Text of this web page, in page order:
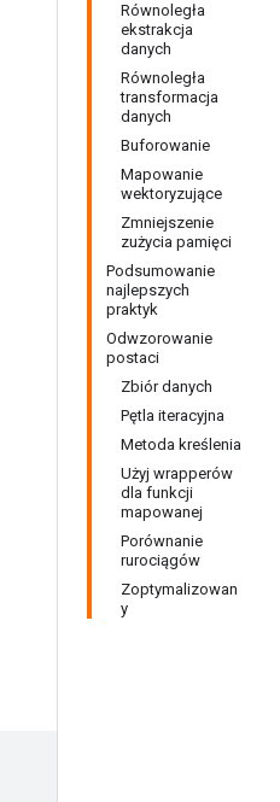
Równoległa
ekstrakcja
danych
Równoległa
transformacja
danych
Buforowanie
Mapowanie
wektoryzujące
Zmniejszenie
zużycia pamięci
Podsumowanie
najlepszych
praktyk
Odwzorowanie
postaci
Zbiór danych
Pętla iteracyjna
Metoda kreślenia
Użyj wrapperów
dla funkcji
mapowanej
Porównanie
rurociągów
Zoptymalizowan
y